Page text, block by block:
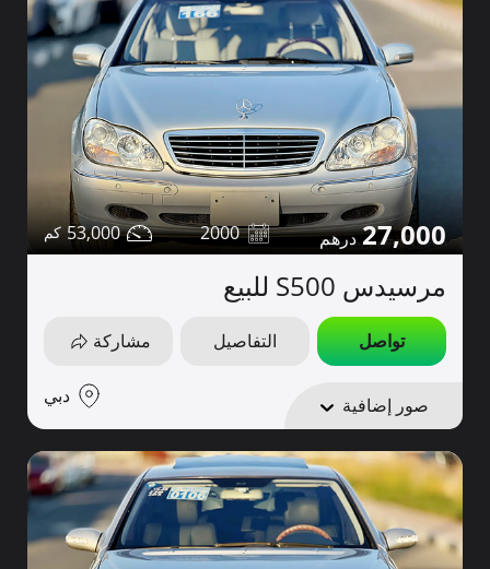
27,000
2000
53,000
مرسيدس S500 للبيع
تواصل التفاصيل مشاركة
صور إضافية دبي